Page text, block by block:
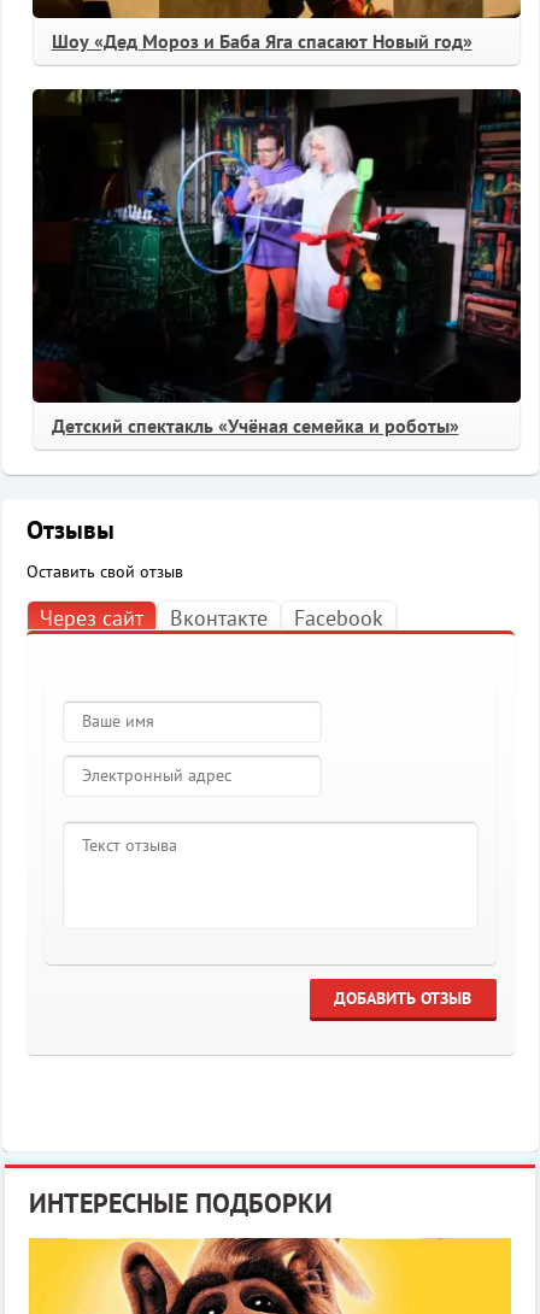
Шоу «Дед Мороз и Баба Яга спасают Новый год»
Детский спектакль «Учёная семейка и роботы»
Отзывы
Оставить свой отзыв
Через сайт Вконтакте Facebook
ДОБАВИТЬ ОТЗЫВ
ИНТЕРЕСНЫЕ ПОДБОРКИ